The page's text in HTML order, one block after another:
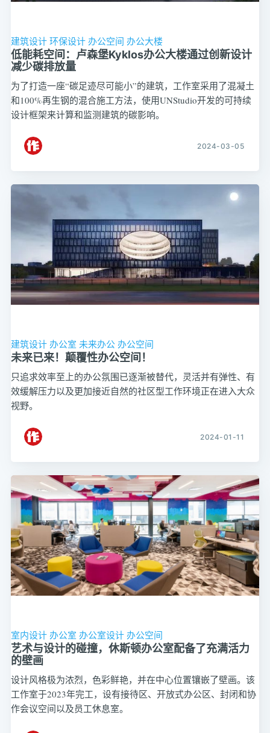
建筑设计 环保设计 办公空间 办公大楼
低能耗空间：卢森堡Kyklos办公大楼通过创新设计
减少碳排放量
为了打造一座“碳足迹尽可能小”的建筑，工作室采用了混凝土
和100%再生钢的混合施工方法，使用UNStudio开发的可持续
设计框架来计算和监测建筑的碳影响。
2024-03-05
建筑设计 办公室 未来办公 办公空间
未来已来！颠覆性办公空间！
只追求效率至上的办公氛围已逐渐被替代，灵活并有弹性、有
效缓解压力以及更加接近自然的社区型工作环境正在进入大众
视野。
2024-01-11
室内设计 办公室 办公室设计 办公空间
艺术与设计的碰撞，休斯顿办公室配备了充满活力
的壁画
设计风格极为浓烈，色彩鲜艳，并在中心位置镶嵌了壁画。该
工作室于2023年完工，设有接待区、开放式办公区、封闭和协
作会议空间以及员工休息室。